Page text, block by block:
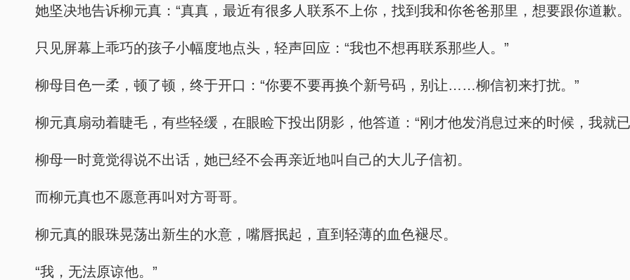
她坚决地告诉柳元真：“真真，最近有很多人联系不上你，找到我和你爸爸那里，想要跟你道歉
只见屏幕上乖巧的孩子小幅度地点头，轻声回应：“我也不想再联系那些人。”
柳母目色一柔，顿了顿，终于开口：“你要不要再换个新号码，别让……柳信初来打扰。”
柳元真扇动着睫毛，有些轻缓，在眼睑下投出阴影，他答道：“刚才他发消息过来的时候，我就
柳母一时竟觉得说不出话，她已经不会再亲近地叫自己的大儿子信初。
而柳元真也不愿意再叫对方哥哥。
柳元真的眼珠晃荡出新生的水意，嘴唇抿起，直到轻薄的血色褪尽。
“我，无法原谅他。”